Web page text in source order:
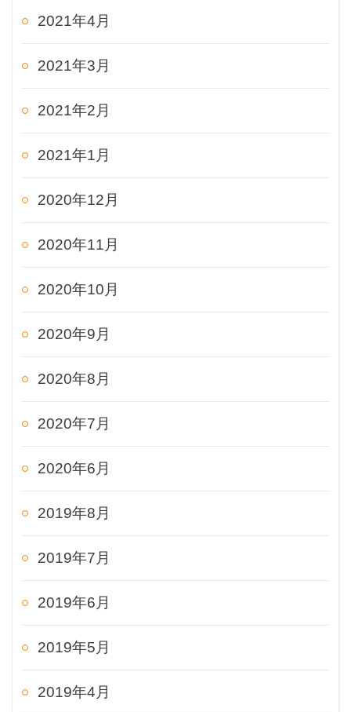
2021年4月
2021年3月
2021年2月
2021年1月
2020年12月
2020年11月
2020年10月
2020年9月
2020年8月
2020年7月
2020年6月
2019年8月
2019年7月
2019年6月
2019年5月
2019年4月